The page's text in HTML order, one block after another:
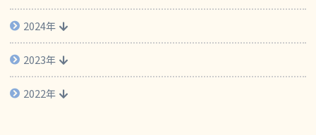
2024年
2023年
2022年